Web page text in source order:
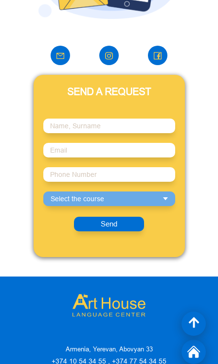
SEND A REQUEST
Select the course
Send
Armenia, Yerevan, Abovyan 33
+374 10 54 34 55 , +374 77 54 34 55